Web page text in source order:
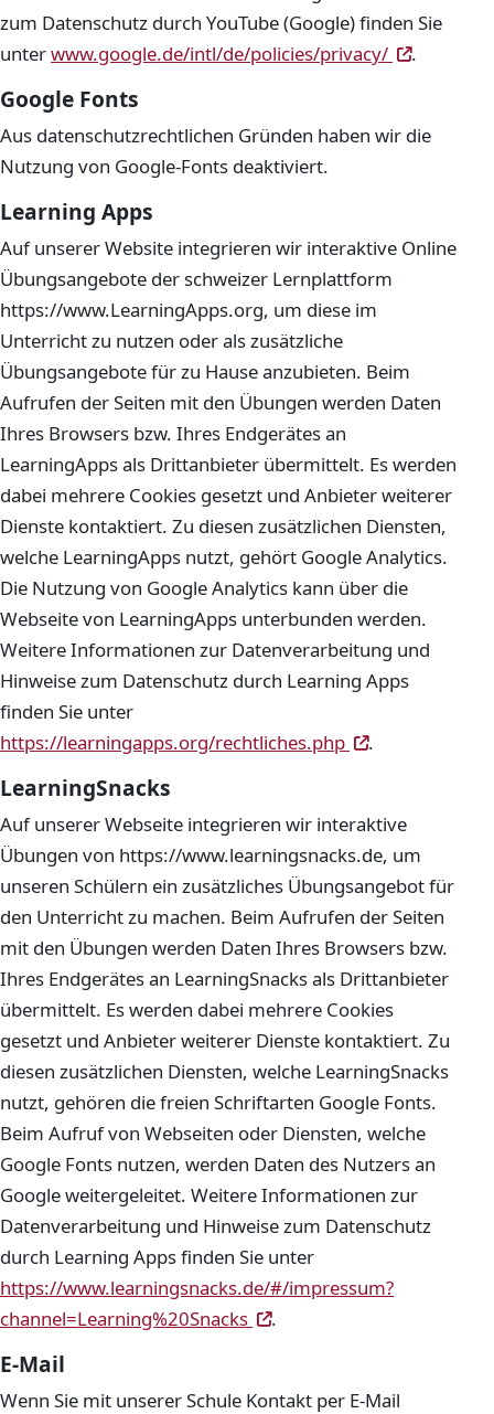
zum Datenschutz durch YouTube (Google) finden Sie
unterwww.google.de/intl/de/policies/privacy/ (öffnet in
(öffnet in
.
Google Fonts
Aus datenschutzrechtlichen Gründen haben wir die
Nutzung von Google-Fonts deaktiviert.
Learning Apps
Auf unserer Website integrieren wir interaktive Online
Übungsangebote der schweizer Lernplattform
https://www.LearningApps.org, um diese im
Unterricht zu nutzen oder als zusätzliche
Übungsangebote für zu Hause anzubieten. Beim
Aufrufen der Seiten mit den Übungen werden Daten
Ihres Browsers bzw. Ihres Endgerätes an
LearningApps als Drittanbieter übermittelt. Es werden
dabei mehrere Cookies gesetzt und Anbieter weiterer
Dienste kontaktiert. Zu diesen zusätzlichen Diensten,
welche LearningApps nutzt, gehört Google Analytics.
Die Nutzung von Google Analytics kann über die
Webseite von LearningApps unterbunden werden.
Weitere Informationen zur Datenverarbeitung und
Hinweise zum Datenschutz durch Learning Apps
finden Sie unter
https://learningapps.org/rechtliches.php
(öffnet in
(öffnet in
.
LearningSnacks
Auf unserer Webseite integrieren wir interaktive
Übungen von https://www.learningsnacks.de, um
unseren Schülern ein zusätzliches Übungsangebot für
den Unterricht zu machen. Beim Aufrufen der Seiten
mit den Übungen werden Daten Ihres Browsers bzw.
Ihres Endgerätes an LearningSnacks als Drittanbieter
übermittelt. Es werden dabei mehrere Cookies
gesetzt und Anbieter weiterer Dienste kontaktiert. Zu
diesen zusätzlichen Diensten, welche LearningSnacks
nutzt, gehören die freien Schriftarten Google Fonts.
Beim Aufruf von Webseiten oder Diensten, welche
Google Fonts nutzen, werden Daten des Nutzers an
Google weitergeleitet. Weitere Informationen zur
Datenverarbeitung und Hinweise zum Datenschutz
durch Learning Apps finden Sie unter
https://www.learningsnacks.de/#/impressum?
channel=Learning%20Snacks
(öffnet in neuem Fenster)
(öffnet in neuem Fenster)
.
E-Mail
Wenn Sie mit unserer Schule Kontakt per E-Mail